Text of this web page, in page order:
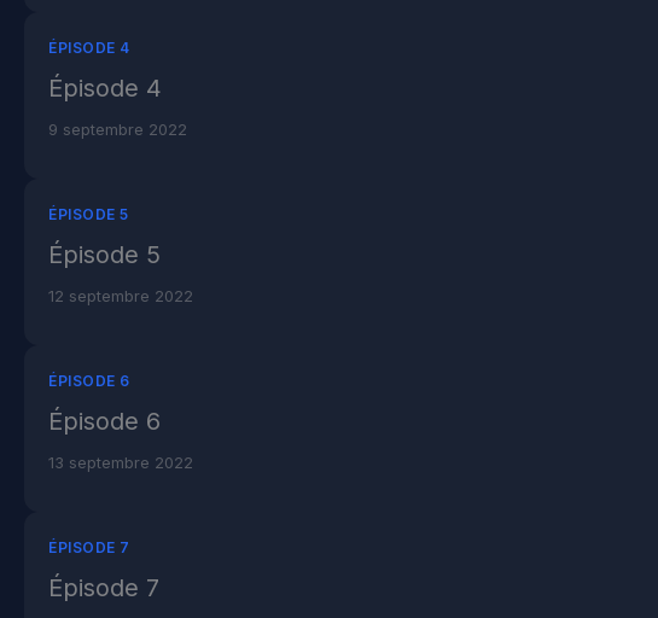
ÉPISODE 4
Épisode 4
9 septembre 2022
ÉPISODE 5
Épisode 5
12 septembre 2022
ÉPISODE 6
Épisode 6
13 septembre 2022
ÉPISODE 7
Épisode 7